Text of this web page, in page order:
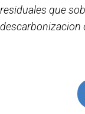
residuales que
descarbonizacion